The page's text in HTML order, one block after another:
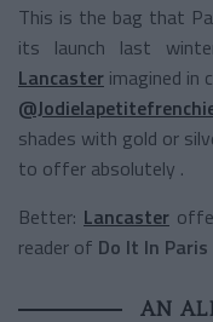
This is the bag that
its launch last
Lancaster imagined
shades with gold or
to offer absolutely .
Better: Lancaster
reader of Do It In Paris
AN